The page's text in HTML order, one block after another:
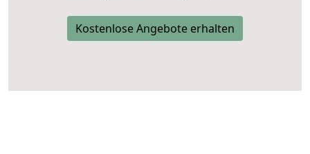
Kostenlose Angebote erhalten